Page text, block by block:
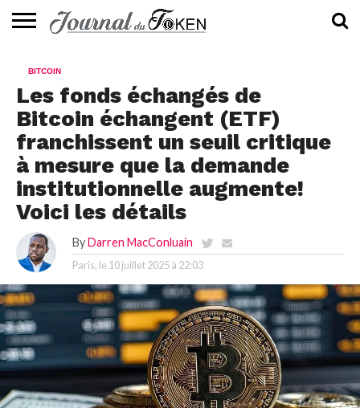
📰
EVALUATION
GUIDE
TENDANCES
À
CONTACTEZ-
BITCOIN
Les fonds échangés de
Bitcoin échangent (ETF)
franchissent un seuil critique
à mesure que la demande
institutionnelle augmente!
Voici les détails
By Darren MacConluain
Paris, le 10 juillet 2025 à 22:03